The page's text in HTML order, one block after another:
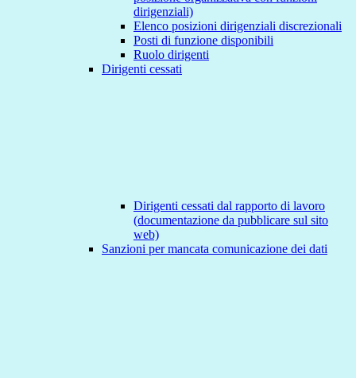
dirigenziali)
Elenco posizioni dirigenziali discrezionali
Posti di funzione disponibili
Ruolo dirigenti
Dirigenti cessati
Dirigenti cessati dal rapporto di lavoro
(documentazione da pubblicare sul sito
web)
Sanzioni per mancata comunicazione dei dati